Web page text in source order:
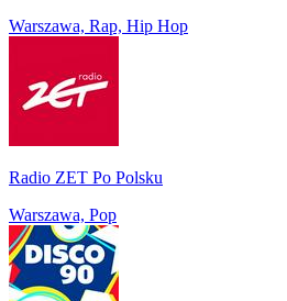
Warszawa, Rap, Hip Hop
Radio ZET Po Polsku
Warszawa, Pop